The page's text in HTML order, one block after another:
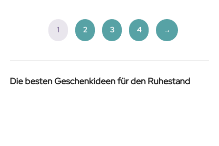
1 2 3 4 →
Die besten Geschenkideen für den Ruhestand